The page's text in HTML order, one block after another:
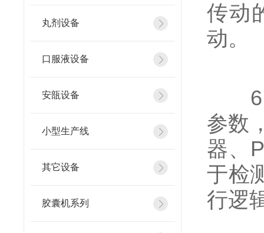
丸剂设备
口服液设备
安瓿设备
小型生产线
其它设备
胶囊机系列
传动
动。
6、
参数
器、
于检
行逻